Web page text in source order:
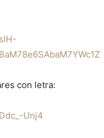
con letra:
Unj4